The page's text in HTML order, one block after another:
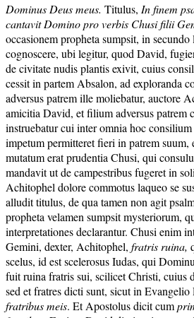
Dominus Deus meus. Titulus, In finem
cantavit Domino pro verbis Chusi filii
occasionem propheta sumpsit, in
cognoscere, ubi legitur, quod David,
de civitate nudis plantis exivit, cuius
cessit in partem Absalon, ad exploranda
adversus patrem ille moliebatur, auctore
amicitia David, et filium adversus patrem
instruebatur cui inter omnia hoc
impetum permitteret fieri in patrem suum,
mutatum erat prudentia Chusi, qui
mandavit ut de campestribus fugeret in
Achitophel dolore commotus laqueo se
alludit titulus, de qua tamen non agit
propheta velamen sumpsit mysteriorum,
interpretationes declarantur. Chusi enim
Gemini, dexter, Achitophel, fratris ruina,
scelus, id est scelerosus Iudas, qui
fuit ruina fratris sui, scilicet Christi, cuius
sed et fratres dicti sunt, sicut in
fratribus meis. Et Apostolus dicit cum